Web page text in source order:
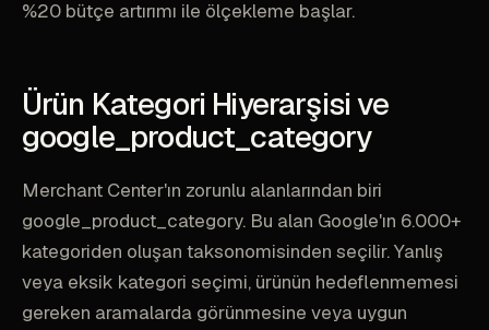
%20 bütçe artırımı ile ölçekleme başlar.
Ürün Kategori Hiyerarşisi ve
google_product_category
Merchant Center'ın zorunlu alanlarından biri
google_product_category. Bu alan Google'ın 6.000+
kategoriden oluşan taksonomisinden seçilir. Yanlış
veya eksik kategori seçimi, ürünün hedeflenmemesi
gereken aramalarda görünmesine veya uygun